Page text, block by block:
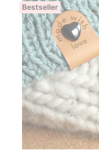
Bestseller